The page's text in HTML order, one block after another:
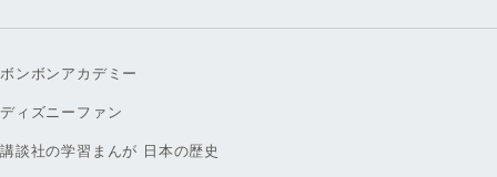
ボンボンアカデミー
ディズニーファン
講談社の学習まんが 日本の歴史